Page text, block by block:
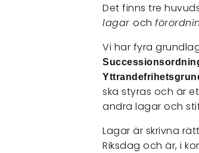
Det finns tre
lagaroch
Vi har fyra
ska styras och är
andra lagar och
Lagar är skrivna
Riksdag och är, i